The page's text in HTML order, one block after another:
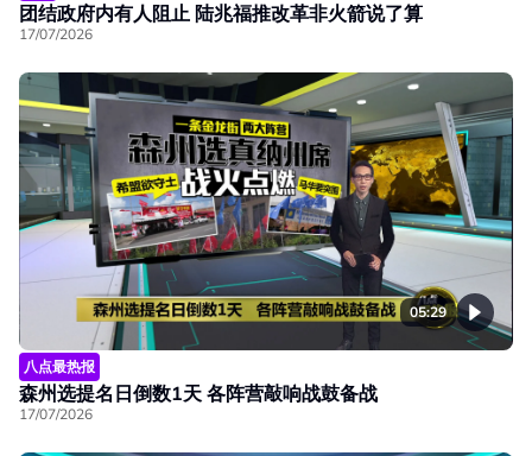
团结政府内有人阻止 陆兆福推改革非火箭说了算
17/07/2026
05:29
八点最热报
森州选提名日倒数1天 各阵营敲响战鼓备战
17/07/2026